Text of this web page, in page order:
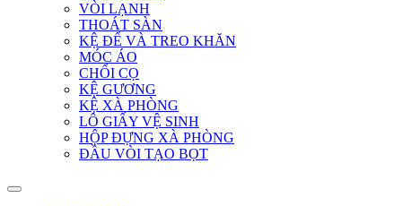
VÒI LẠNH
THOÁT SÀN
KỆ ĐỂ VÀ TREO KHĂN
MÓC ÁO
CHỔI CỌ
KỆ GƯƠNG
KỆ XÀ PHÒNG
LÔ GIẤY VỆ SINH
HỘP ĐỰNG XÀ PHÒNG
ĐẦU VÒI TẠO BỌT